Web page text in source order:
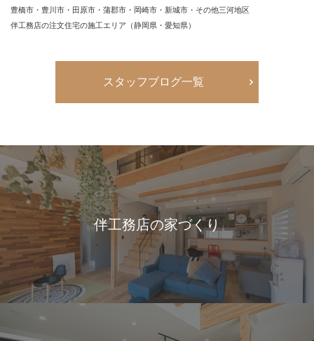
豊橋市・豊川市・田原市・蒲郡市・岡崎市・新城市・その他三河地区
伴工務店の注文住宅の施工エリア（静岡県・愛知県）
スタッフブログ一覧
伴工務店の家づくり